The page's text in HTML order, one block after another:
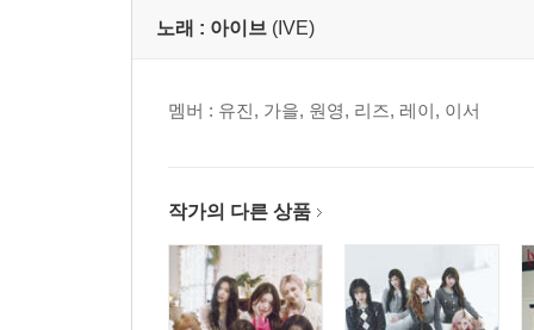
노래 : 아이브 (IVE)
멤버 : 유진, 가을, 원영, 리즈, 레이, 이서
작가의 다른 상품